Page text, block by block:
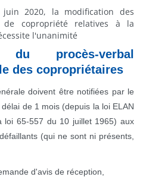
2020, la modification des
copropriété relatives à la
l'unanimité
procès-verbal
des copropriétaires
doivent être notifiées par le
de 1 mois (depuis la loi ELAN
loi 65-557 du 10 juillet 1965) aux
(qui ne sont ni présents,
d'avis de réception,